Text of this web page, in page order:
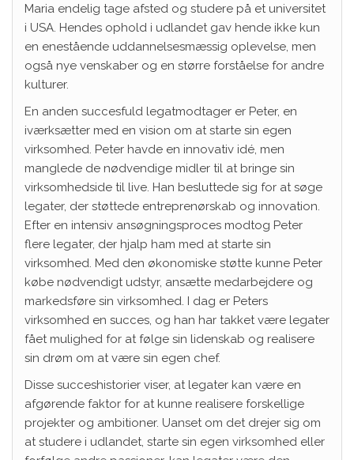
Maria endelig tage afsted og studere på et universitet
i USA. Hendes ophold i udlandet gav hende ikke kun
en enestående uddannelsesmæssig oplevelse, men
også nye venskaber og en større forståelse for andre
kulturer.
En anden succesfuld legatmodtager er Peter, en
iværksætter med en vision om at starte sin egen
virksomhed. Peter havde en innovativ idé, men
manglede de nødvendige midler til at bringe sin
virksomhedside til live. Han besluttede sig for at søge
legater, der støttede entreprenørskab og innovation.
Efter en intensiv ansøgningsproces modtog Peter
flere legater, der hjalp ham med at starte sin
virksomhed. Med den økonomiske støtte kunne Peter
købe nødvendigt udstyr, ansætte medarbejdere og
markedsføre sin virksomhed. I dag er Peters
virksomhed en succes, og han har takket være legater
fået mulighed for at følge sin lidenskab og realisere
sin drøm om at være sin egen chef.
Disse succeshistorier viser, at legater kan være en
afgørende faktor for at kunne realisere forskellige
projekter og ambitioner. Uanset om det drejer sig om
at studere i udlandet, starte sin egen virksomhed eller